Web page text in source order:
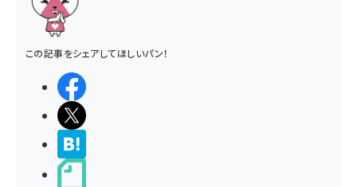
この記事をシェアしてほしいパン！